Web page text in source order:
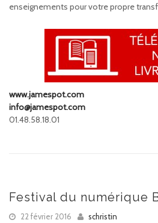
enseignements pour votre propre
www.jamespot.com
info@jamespot.com
01.48.58.18.01
Festival du numérique
22 février 2016
schristin